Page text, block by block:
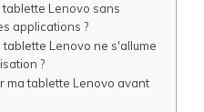
Lenovo sans
applications ?
Lenovo ne s'allume
?
ma tablette Lenovo avant